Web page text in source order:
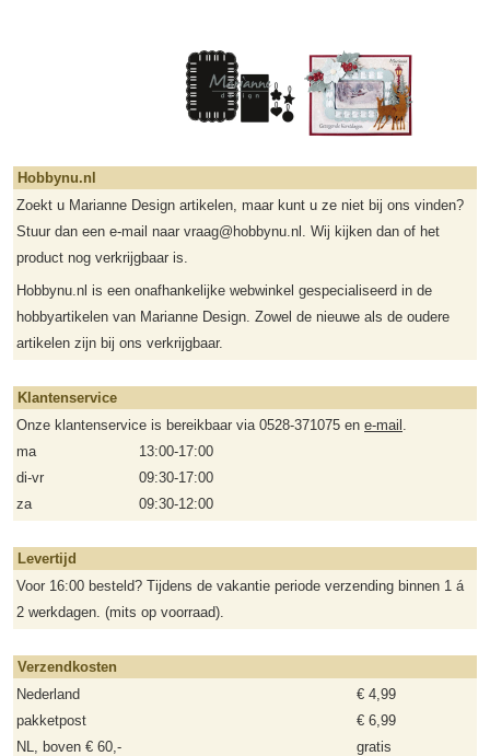
Hobbynu.nl
Zoekt u Marianne Design artikelen, maar kunt u ze niet bij ons vinden?
Stuur dan een e-mail naar vraag@hobbynu.nl. Wij kijken dan of het
product nog verkrijgbaar is.
Hobbynu.nl is een onafhankelijke webwinkel gespecialiseerd in de
hobbyartikelen van Marianne Design. Zowel de nieuwe als de oudere
artikelen zijn bij ons verkrijgbaar.
Klantenservice
Onze klantenservice is bereikbaar via 0528-371075 en e-mail .
ma
13:00-17:00
di-vr
09:30-17:00
za
09:30-12:00
Levertijd
Voor 16:00 besteld? Tijdens de vakantie periode verzending binnen 1 á
2 werkdagen. (mits op voorraad).
Verzendkosten
Nederland
€ 4,99
pakketpost
€ 6,99
NL, boven € 60,-
gratis